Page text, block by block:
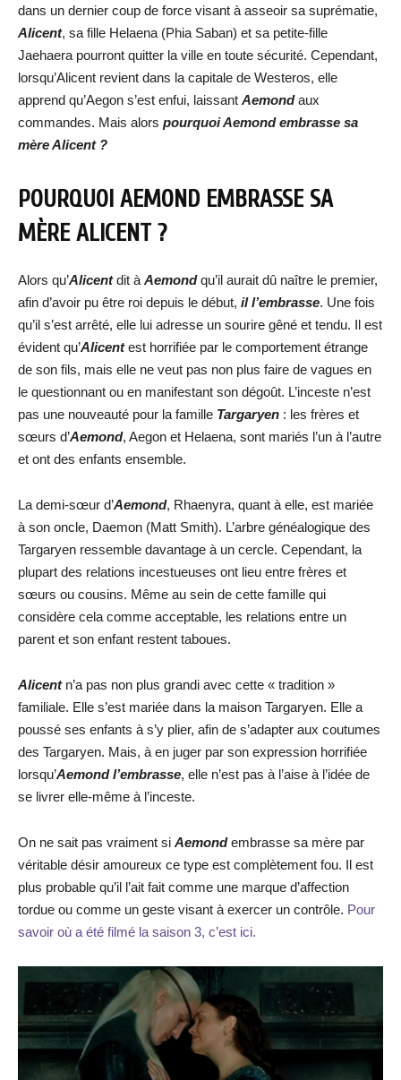
dans un dernier coup de force visant à asseoir sa suprématie,
Alicent, sa fille Helaena (Phia Saban) et sa petite-fille
Jaehaera pourront quitter la ville en toute sécurité. Cependant,
lorsqu’Alicent revient dans la capitale de Westeros, elle
apprend qu’Aegon s’est enfui, laissant Aemondaux
commandes. Mais alors pourquoi Aemond embrasse sa
mère Alicent ?
POURQUOI AEMOND EMBRASSE SA
MÈRE ALICENT ?
Alors qu’Alicentdit à Aemondqu’il aurait dû naître le premier,
afin d’avoir pu être roi depuis le début, il l’embrasse. Une fois
qu’il s’est arrêté, elle lui adresse un sourire gêné et tendu. Il est
évident qu’Alicentest horrifiée par le comportement étrange
de son fils, mais elle ne veut pas non plus faire de vagues en
le questionnant ou en manifestant son dégoût. L’inceste n’est
pas une nouveauté pour la famille Targaryen : les frères et
sœurs d’Aemond, Aegon et Helaena, sont mariés l’un à l’autre
et ont des enfants ensemble.
La demi-sœur d’Aemond, Rhaenyra, quant à elle, est mariée
à son oncle, Daemon (Matt Smith). L’arbre généalogique des
Targaryen ressemble davantage à un cercle. Cependant, la
plupart des relations incestueuses ont lieu entre frères et
sœurs ou cousins. Même au sein de cette famille qui
considère cela comme acceptable, les relations entre un
parent et son enfant restent taboues.
Alicent n’a pas non plus grandi avec cette « tradition »
familiale. Elle s’est mariée dans la maison Targaryen. Elle a
poussé ses enfants à s’y plier, afin de s’adapter aux coutumes
des Targaryen. Mais, à en juger par son expression horrifiée
lorsqu’Aemond l’embrasse, elle n’est pas à l’aise à l’idée de
se livrer elle-même à l’inceste.
On ne sait pas vraiment si Aemondembrasse sa mère par
véritable désir amoureux ce type est complètement fou. Il est
plus probable qu’il l’ait fait comme une marque d’affection
tordue ou comme un geste visant à exercer un contrôle. Pour
savoir où a été filmé la saison 3, c’est ici.